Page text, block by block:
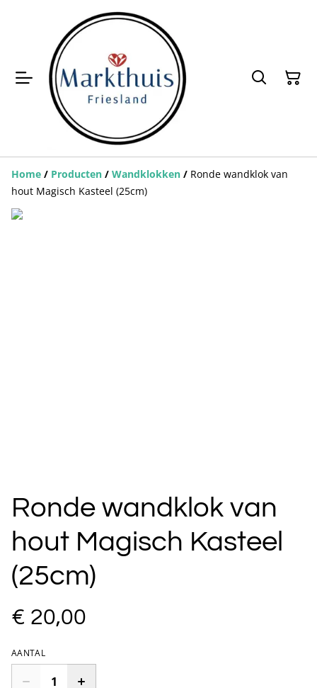
Home / Producten / Wandklokken / Ronde wandklok van
hout Magisch Kasteel (25cm)
Ronde wandklok van
hout Magisch Kasteel
(25cm)
€ 20,00
AANTAL